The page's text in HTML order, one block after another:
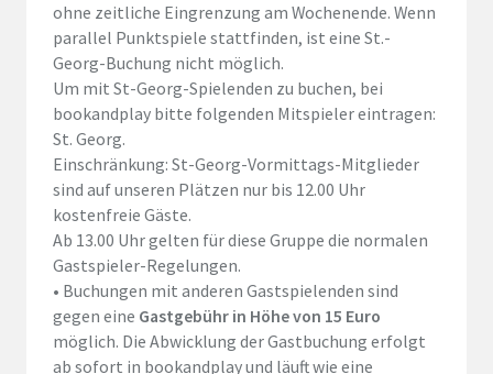
ohne zeitliche Eingrenzung am Wochenende. Wenn
parallel Punktspiele stattfinden, ist eine St.-
Georg-Buchung nicht möglich.
Um mit St-Georg-Spielenden zu buchen, bei
bookandplaybitte folgenden Mitspieler eintragen:
St. Georg.
Einschränkung: St-Georg-Vormittags-Mitglieder
sind auf unseren Plätzen nur bis 12.00 Uhr
kostenfreie Gäste.
Ab 13.00 Uhrgelten für diese Gruppe die normalen
Gastspieler-Regelungen.
• Buchungen mit anderen Gastspielenden sind
gegen eine Gastgebühr in Höhe von 15 Euro
möglich. Die Abwicklung der Gastbuchung erfolgt
ab sofort in bookandplayund läuft wie eine